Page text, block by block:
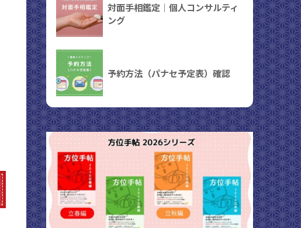
対面手相鑑定｜個人コンサルティ
ング
予約方法（パナセ予定表）確認